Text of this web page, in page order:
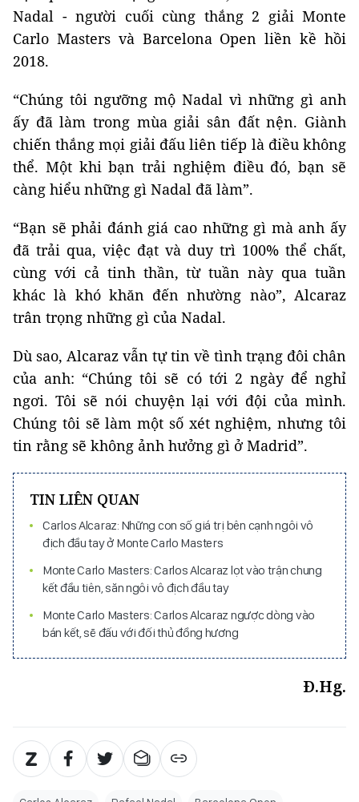
Nadal - người cuối cùng thắng 2 giải Monte
Carlo Masters và Barcelona Open liền kề hồi
2018.
“Chúng tôi ngưỡng mộ Nadal vì những gì anh
ấy đã làm trong mùa giải sân đất nện. Giành
chiến thắng mọi giải đấu liên tiếp là điều không
thể. Một khi bạn trải nghiệm điều đó, bạn sẽ
càng hiểu những gì Nadal đã làm”.
“Bạn sẽ phải đánh giá cao những gì mà anh ấy
đã trải qua, việc đạt và duy trì 100% thể chất,
cùng với cả tinh thần, từ tuần này qua tuần
khác là khó khăn đến nhường nào”, Alcaraz
trân trọng những gì của Nadal.
Dù sao, Alcaraz vẫn tự tin về tình trạng đôi chân
của anh: “Chúng tôi sẽ có tới 2 ngày để nghỉ
ngơi. Tôi sẽ nói chuyện lại với đội của mình.
Chúng tôi sẽ làm một số xét nghiệm, nhưng tôi
tin rằng sẽ không ảnh hưởng gì ở Madrid”.
TIN LIÊN QUAN
Carlos Alcaraz: Những con số giá trị bên cạnh ngôi vô
địch đầu tay ở Monte Carlo Masters
Monte Carlo Masters: Carlos Alcaraz lọt vào trận chung
kết đầu tiên, săn ngôi vô địch đầu tay
Monte Carlo Masters: Carlos Alcaraz ngược dòng vào
bán kết, sẽ đấu với đối thủ đồng hương
Đ.Hg.